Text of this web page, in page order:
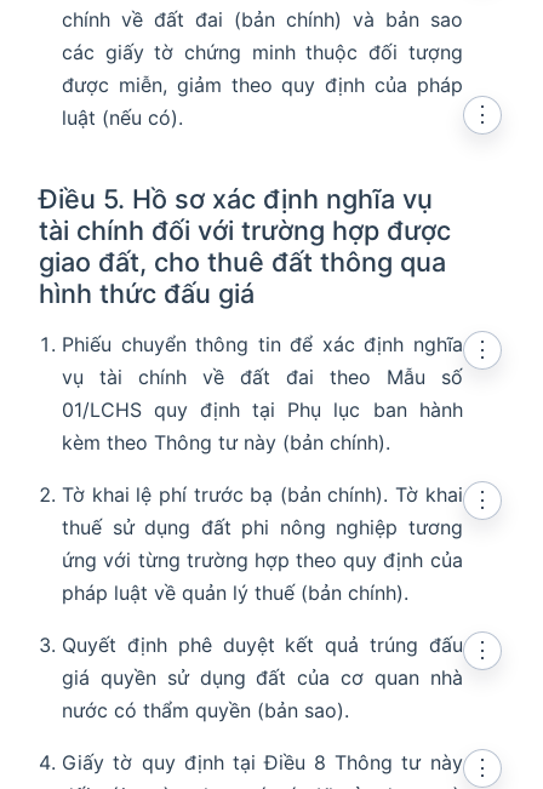
chính về đất đai (bản chính) và bản sao
các giấy tờ chứng minh thuộc đối tượng
được miễn, giảm theo quy định của pháp
luật (nếu có).
Điều 5. Hồ sơ xác định nghĩa vụ
tài chính đối với trường hợp được
giao đất, cho thuê đất thông qua
hình thức đấu giá
⋮
Phiếu chuyển thông tin để xác định nghĩa
vụ tài chính về đất đai theo Mẫu số
01/LCHS quy định tại Phụ lục ban hành
kèm theo Thông tư này (bản chính).
⋮
Tờ khai lệ phí trước bạ (bản chính). Tờ khai
thuế sử dụng đất phi nông nghiệp tương
ứng với từng trường hợp theo quy định của
pháp luật về quản lý thuế (bản chính).
⋮
Quyết định phê duyệt kết quả trúng đấu
giá quyền sử dụng đất của cơ quan nhà
nước có thẩm quyền (bản sao).
⋮
Giấy tờ quy định tại Điều 8 Thông tư này
⋮